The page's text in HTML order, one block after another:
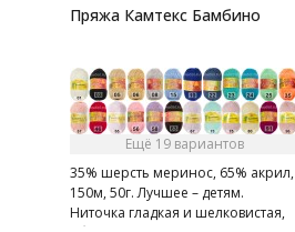
Пряжа Камтекс Бамбино
Ещё 19 вариантов
35% шерсть меринос, 65% акрил,
150м, 50г. Лучшее – детям.
Ниточка гладкая и шелковистая,